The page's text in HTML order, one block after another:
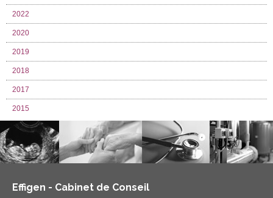
2022
2020
2019
2018
2017
2015
Effigen - Cabinet de Conseil